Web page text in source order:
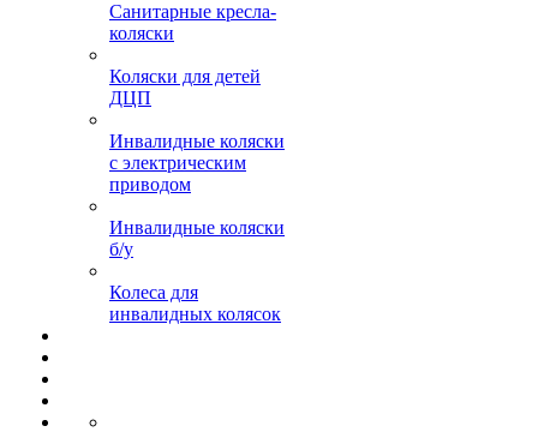
Санитарные кресла-
коляски
Коляски для детей
ДЦП
Инвалидные коляски
с электрическим
приводом
Инвалидные коляски
б/у
Колеса для
инвалидных колясок